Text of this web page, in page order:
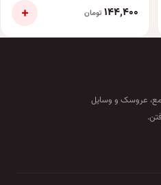
۱۴۴٬۴۰۰ تومان +
عروسک و وسایل